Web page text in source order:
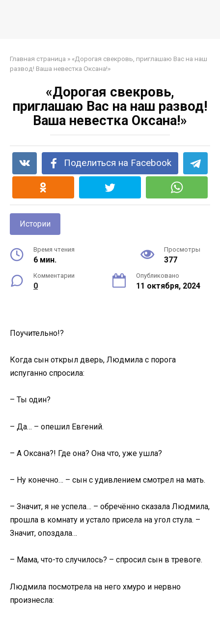
Главная страница » «Дорогая свекровь, приглашаю Вас на наш
развод! Ваша невестка Оксана!»
«Дорогая свекровь,
приглашаю Вас на наш развод!
Ваша невестка Оксана!»
Поделиться на Facebook
Истории
Время чтения
6 мин.
Просмотры
377
Комментарии
0
Опубликовано
11 октября, 2024
Поучительно!?
Когда сын открыл дверь, Людмила с порога
испуганно спросила:
– Ты один?
– Да… – опешил Евгений.
– А Оксана?! Где она? Она что, уже ушла?
– Ну конечно… – сын с удивлением смотрел на мать.
– Значит, я не успела… – обречённо сказала Людмила,
прошла в комнату и устало присела на угол стула. –
Значит, опоздала…
– Мама, что-то случилось? – спросил сын в тревоге.
Людмила посмотрела на него хмуро и нервно
произнесла: